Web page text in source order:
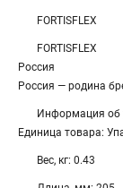
FORTISFLEX
FORTISFLEX
Россия
Россия — родина
Информация об
Единица товара:
Вес, кг: 0.43